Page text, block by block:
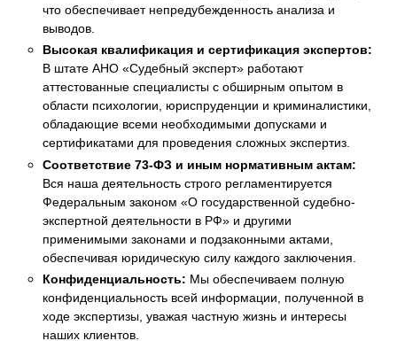
что обеспечивает непредубежденность анализа и
выводов.
Высокая квалификация и сертификация экспертов:
В штате АНО «Судебный эксперт» работают
аттестованные специалисты с обширным опытом в
области психологии, юриспруденции и криминалистики,
обладающие всеми необходимыми допусками и
сертификатами для проведения сложных экспертиз.
Соответствие 73-ФЗ и иным нормативным актам:
Вся наша деятельность строго регламентируется
Федеральным законом «О государственной судебно-
экспертной деятельности в РФ» и другими
применимыми законами и подзаконными актами,
обеспечивая юридическую силу каждого заключения.
Конфиденциальность: Мы обеспечиваем полную
конфиденциальность всей информации, полученной в
ходе экспертизы, уважая частную жизнь и интересы
наших клиентов.